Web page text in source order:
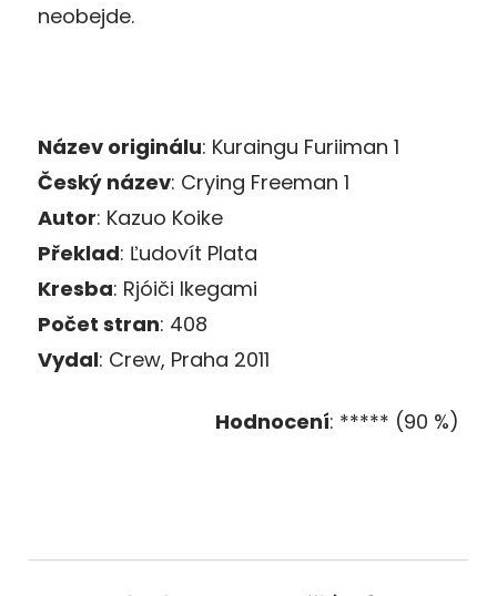
neobejde.
Název originálu: Kuraingu Furiiman 1
Český název: Crying Freeman 1
Autor: Kazuo Koike
Překlad: Ľudovít Plata
Kresba: Rjóiči Ikegami
Počet stran: 408
Vydal: Crew, Praha 2011
Hodnocení: ***** (90 %)